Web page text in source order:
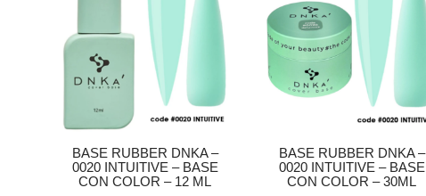
BASE RUBBER DNKA –
0020 INTUITIVE – BASE
CON COLOR – 12 ML
BASE RUBBER DNKA –
0020 INTUITIVE – BASE
CON COLOR – 30ML